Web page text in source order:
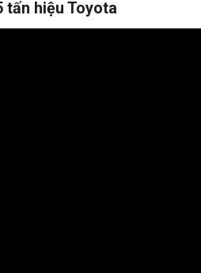
tấn hiệu Toyota